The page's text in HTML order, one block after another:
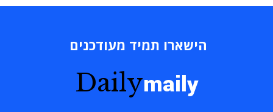
הישארו תמיד מעודכנים
Dailymaily